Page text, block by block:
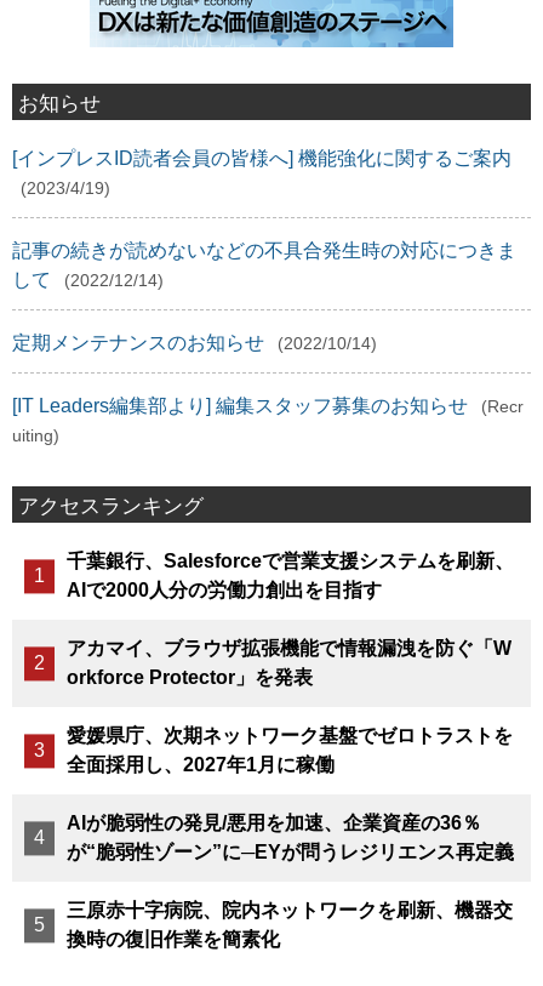
お知らせ
[インプレスID読者会員の皆様へ] 機能強化に関するご案内
(2023/4/19)
記事の続きが読めないなどの不具合発生時の対応につきま
して
(2022/12/14)
定期メンテナンスのお知らせ (2022/10/14)
[IT Leaders編集部より] 編集スタッフ募集のお知らせ
(Recr
uiting)
アクセスランキング
千葉銀行、Salesforceで営業支援システムを刷新、
AIで2000人分の労働力創出を目指す
アカマイ、ブラウザ拡張機能で情報漏洩を防ぐ「W
orkforce Protector」を発表
愛媛県庁、次期ネットワーク基盤でゼロトラストを
全面採用し、2027年1月に稼働
AIが脆弱性の発見/悪用を加速、企業資産の36％
が“脆弱性ゾーン”に─EYが問うレジリエンス再定義
三原赤十字病院、院内ネットワークを刷新、機器交
換時の復旧作業を簡素化